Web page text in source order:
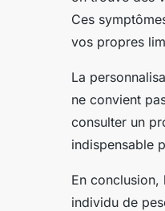
Ces
vos propres
La
ne convient
consulter un
indispensable
En
individu de